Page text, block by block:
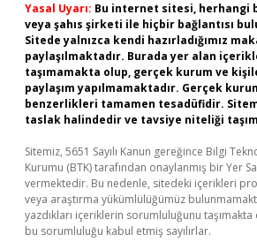
Yasal Uyarı: Bu internet sitesi, herhangi
veya şahıs şirketi ile hiçbir bağlantısı
Sitede yalnızca kendi hazırladığımız
paylaşılmaktadır. Burada yer alan
taşımamakta olup, gerçek kurum ve
paylaşım yapılmamaktadır. Gerçek
benzerlikleri tamamen tesadüfidir.
taslak halindedir ve tavsiye niteliği
Sitemiz, 5651 Sayılı Kanun gereğince Bilgi
Kurumu (BTK) tarafından onaylanmış bir Yer
vermektedir. Bu nedenle, sitedeki içerikleri
veya araştırma yükümlülüğümüz
yazdıkları içeriklerin sorumluluğunu
bu sorumluluğu kabul etmiş sayılırlar.